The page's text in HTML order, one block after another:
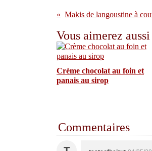
Makis de langoustine à
Vous aimerez aussi
Crème chocolat au foin et
panais au sirop
Commentaires